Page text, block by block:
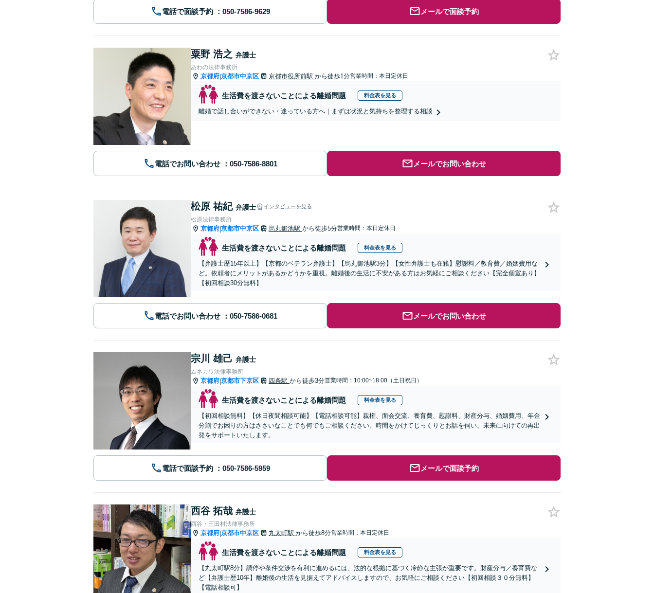
電話で面談予約 メールで面談予約
粟野 浩之 弁護士
あわの法律事務所
京都府|京都市中京区 京都市役所前駅 から徒歩1分営業時間：本日定休日
生活費を渡さないことによる離婚問題 料金表を見る
離婚で話し合いができない・迷っている方へ｜まずは状況と気持ちを整理する相談
電話でお問い合わせ メールでお問い合わせ
松原 祐紀 弁護士 インタビューを見る
松原法律事務所
京都府|京都市中京区 烏丸御池駅 から徒歩5分営業時間：本日定休日
生活費を渡さないことによる離婚問題 料金表を見る
【弁護士歴15年以上】【京都のベテラン弁護士】【烏丸御池駅3分】【女性弁護士も在籍】慰謝料／教育費／婚姻費用な
ど。依頼者にメリットがあるかどうかを重視。離婚後の生活に不安がある方はお気軽にご相談ください【完全個室あり】
【初回相談30分無料】
電話でお問い合わせ メールでお問い合わせ
宗川 雄己 弁護士
ムネカワ法律事務所
京都府|京都市下京区 四条駅 から徒歩3分営業時間：10:00~18:00（土日祝日）
生活費を渡さないことによる離婚問題 料金表を見る
【初回相談無料】【休日夜間相談可能】【電話相談可能】親権、面会交流、養育費、慰謝料、財産分与、婚姻費用、年金
分割でお困りの方はささいなことでも何でもご相談ください。時間をかけてじっくりとお話を伺い、未来に向けての再出
発をサポートいたします。
電話で面談予約 メールで面談予約
西谷 拓哉 弁護士
西谷・三田村法律事務所
京都府|京都市中京区 丸太町駅 から徒歩8分営業時間：本日定休日
生活費を渡さないことによる離婚問題 料金表を見る
【丸太町駅8分】調停や条件交渉を有利に進めるには、法的な根拠に基づく冷静な主張が重要です。財産分与／養育費な
ど【弁護士歴10年】離婚後の生活を見据えてアドバイスしますので、お気軽にご相談ください【初回相談３０分無料】
【電話相談可】